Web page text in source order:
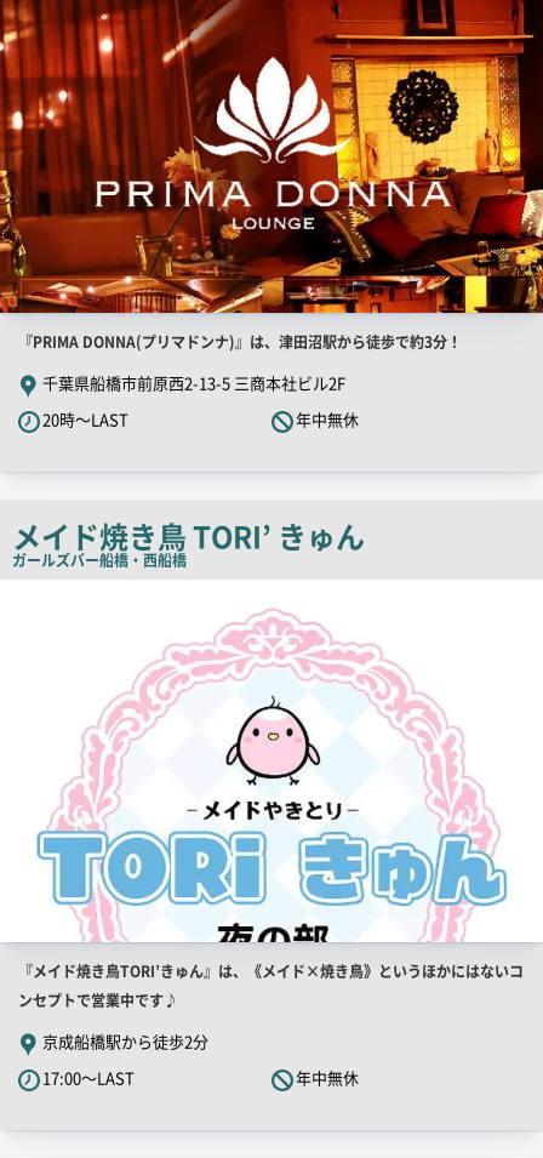
画
像
店
舗
PR
キ
コ
ピ
『PRIMA DONNA(プリマドンナ)』は、津田沼駅から徒歩で約3分！
千葉県船橋市前原西2-13-5 三商本社ビル2F
20時～LAST
年中無休
メイド焼き鳥 TORI’ きゅん
ガールズバー船橋・西船橋
店
店
舗
PR
キ
ャ
『メイド焼き鳥TORI’きゅん』は、《メイド×焼き鳥》というほかにはないコ
ンセプトで営業中です♪
京成船橋駅から徒歩2分
17:00～LAST
年中無休